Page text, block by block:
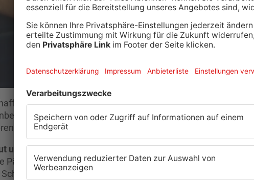
wurden Anwohner in der Nacht von einem lauten Knall aus
hatte in der Mainparkstraße einen
und verursacht hohen Schaden
Päckchen Zigaretten und flüchtete zu Fuß in unbekannte
beläuft sich auf mindestens 8.000 Euro. Die Polizei